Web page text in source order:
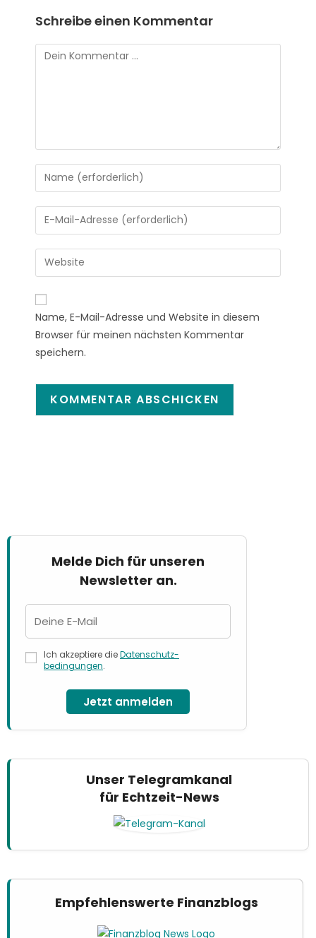
Schreibe einen Kommentar
Name, E-Mail-Adresse und Website in diesem
Browser für meinen nächsten Kommentar
speichern.
Melde Dich für unseren
Newsletter an.
Ich akzeptiere dieDatenschutz­
bedingungen.
Jetzt anmelden
Unser Telegramkanal
für Echtzeit-News
Empfehlenswerte Finanzblogs